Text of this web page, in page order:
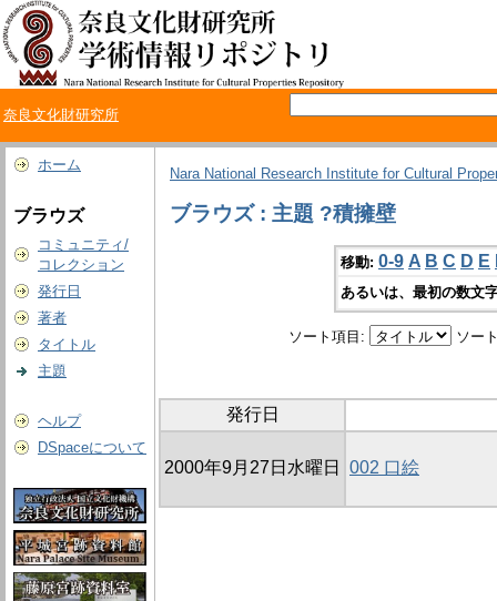
奈良文化財研究所
ホーム
ブラウズ
コミュニティ/
コレクション
発行日
著者
タイトル
主題
ヘルプ
DSpaceについて
Nara National Research Institute for Cultural
ブラウズ : 主題 ?積擁壁
移動: 0-9 A B C D E
あるいは、最初の数文
ソート項目: ソー
発行日
2000年9月27日水曜日 002 口絵